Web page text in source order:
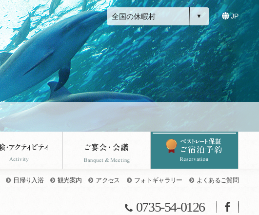
全国の休暇村 JP
日帰り入浴 観光案内 アクセス フォトギャラリー よくあるご質問
0735-54-0126